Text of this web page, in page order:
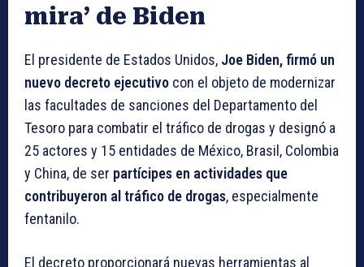
mira’ de Biden
El presidente de Estados Unidos, Joe Biden, firmó un
nuevo decreto ejecutivo con el objeto de modernizar
las facultades de sanciones del Departamento del
Tesoro para combatir el tráfico de drogas y designó a
25 actores y 15 entidades de México, Brasil, Colombia
y China, de ser partícipes en actividades que
contribuyeron al tráfico de drogas, especialmente
fentanilo.
El decreto proporcionará nuevas herramientas al